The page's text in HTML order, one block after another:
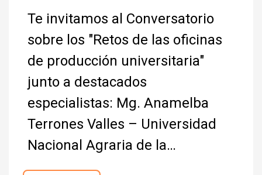
Te invitamos al Conversatorio
sobre los "Retos de las oficinas
de producción universitaria"
junto a destacados
especialistas: Mg. Anamelba
Terrones Valles – Universidad
Nacional Agraria de la…